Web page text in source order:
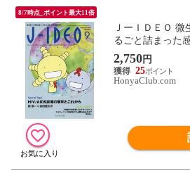
8/7時点_ポイント最大11倍
ＪーＩＤＥＯ 微
るごと詰まった
Ｎｏ．５ /岩田健
2,750円
25
HonyaClub.com